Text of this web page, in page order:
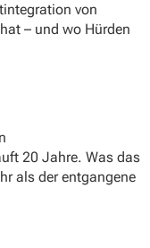
von
– und wo Hürden
20 Jahre. Was das
als der entgangene